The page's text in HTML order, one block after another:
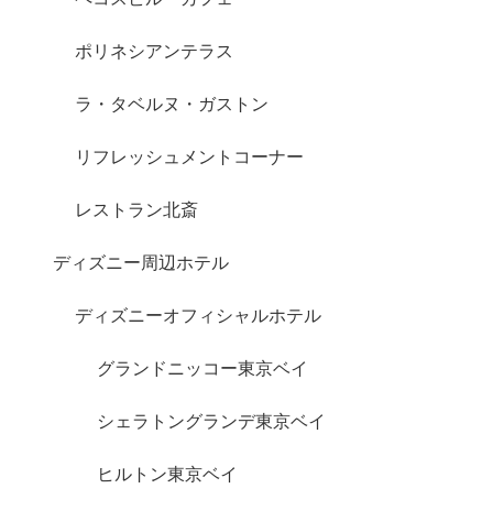
ポリネシアンテラス
ラ・タベルヌ・ガストン
リフレッシュメントコーナー
レストラン北斎
ディズニー周辺ホテル
ディズニーオフィシャルホテル
グランドニッコー東京ベイ
シェラトングランデ東京ベイ
ヒルトン東京ベイ